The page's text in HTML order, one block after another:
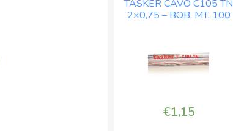
MT.
100
TASKER CAVO C105 TN
2×0,75 – BOB. MT. 100
€1,15